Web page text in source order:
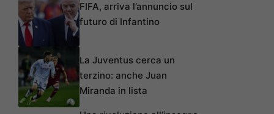
FIFA, arriva l’annuncio sul
futuro di Infantino
La Juventus cerca un
terzino: anche Juan
Miranda in lista